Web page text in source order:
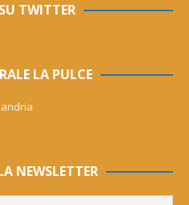
TWITTER
LA PULCE
NEWSLETTER